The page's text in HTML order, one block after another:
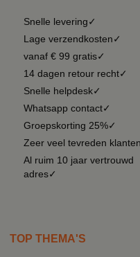
Snelle levering✓
Lage verzendkosten✓
vanaf € 99 gratis✓
14 dagen retour recht✓
Snelle helpdesk✓
Whatsapp contact✓
Groepskorting 25%✓
Zeer veel tevreden
Al ruim 10 jaar vertrouwd
adres✓
TOP THEMA'S